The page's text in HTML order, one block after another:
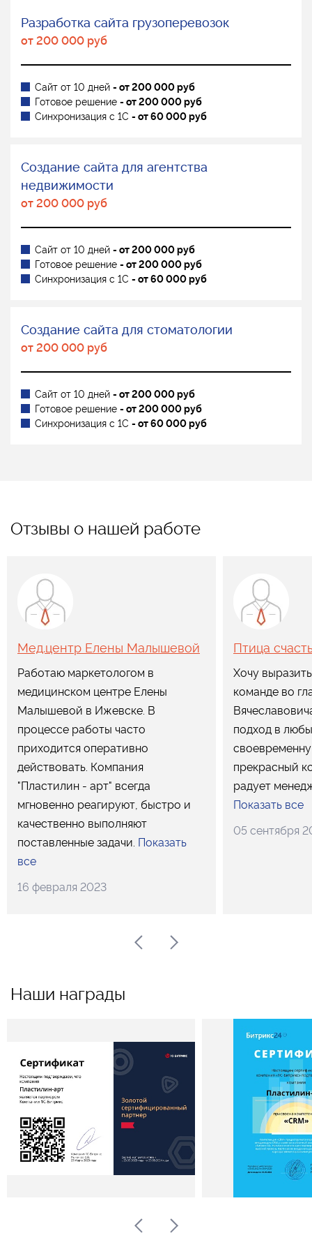
Разработка сайта грузоперевозок
от 200 000 руб
Сайт от 10 дней - от 200 000 руб
Готовое решение - от 200 000 руб
Синхронизация с 1С - от 60 000 руб
Создание сайта для агентства
недвижимости
от 200 000 руб
Сайт от 10 дней - от 200 000 руб
Готовое решение - от 200 000 руб
Синхронизация с 1С - от 60 000 руб
Создание сайта для стоматологии
от 200 000 руб
Сайт от 10 дней - от 200 000 руб
Готовое решение - от 200 000 руб
Синхронизация с 1С - от 60 000 руб
Отзывы о нашей работе
Мед.центр Елены Малышевой
Работаю маркетологом в
медицинском центре Елены
Малышевой в Ижевске. В
процессе работы часто
приходится оперативно
действовать. Компания
"Пластилин - арт" всегда
мгновенно реагируют, быстро и
качественно выполняют
поставленные задачи. Показать
все
16 февраля 2023
Птица
Хочу
команде во
подход в
прекрасный
радует
Показать все
05 сентября
Наши награды